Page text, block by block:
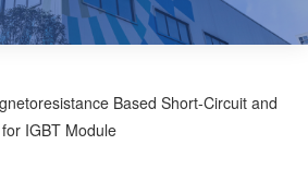
Based Short-Circuit and
IGBT Module